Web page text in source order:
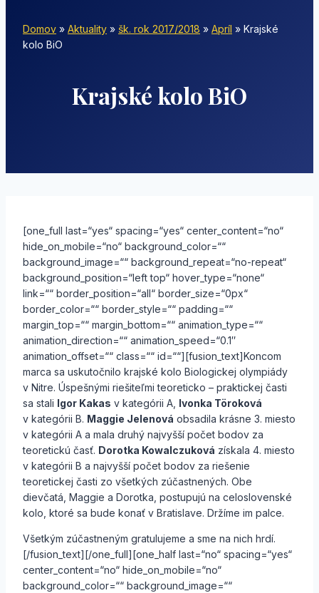
Domov » Aktuality » šk. rok 2017/2018 » Apríl » Krajské
kolo BiO
Krajské kolo BiO
[one_full last=“yes“ spacing=“yes“ center_content=“no“
hide_on_mobile=“no“ background_color=““
background_image=““ background_repeat=“no-repeat“
background_position=“left top“ hover_type=“none“
link=““ border_position=“all“ border_size=“0px“
border_color=““ border_style=““ padding=““
margin_top=““ margin_bottom=““ animation_type=““
animation_direction=““ animation_speed=“0.1″
animation_offset=““ class=““ id=““][fusion_text]Koncom
marca sa uskutočnilo krajské kolo Biologickej olympiády
v Nitre. Úspešnými riešiteľmi teoreticko – praktickej časti
sa stali Igor Kakas v kategórii A, Ivonka Töroková
v kategórii B. Maggie Jelenová obsadila krásne 3. miesto
v kategórii A a mala druhý najvyšší počet bodov za
teoretickú časť. Dorotka Kowalczuková získala 4. miesto
v kategórii B a najvyšší počet bodov za riešenie
teoretickej časti zo všetkých zúčastnených. Obe
dievčatá, Maggie a Dorotka, postupujú na celoslovenské
kolo, ktoré sa bude konať v Bratislave. Držíme im palce.
Všetkým zúčastneným gratulujeme a sme na nich hrdí.
[/fusion_text][/one_full][one_half last=“no“ spacing=“yes“
center_content=“no“ hide_on_mobile=“no“
background_color=““ background_image=““